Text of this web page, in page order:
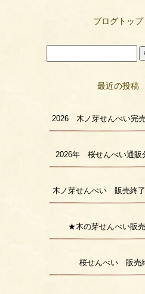
ブログトップ
最近の投稿
2026 木ノ芽せんべい完
2026年 桜せんべい通販
木ノ芽せんべい 販売終
★木の芽せんべい販
桜せんべい 販売